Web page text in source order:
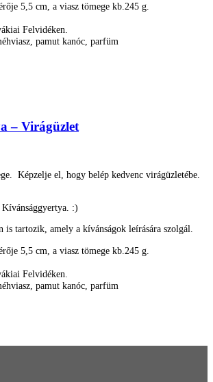
5,5 cm, a viasz tömege kb.245 g.
Felvidéken.
pamut kanóc, parfüm
– Virágüzlet
Képzelje el, hogy belép kedvenc virágüzletébe.
:)
is tartozik, amely a kívánságok leírására szolgál.
5,5 cm, a viasz tömege kb.245 g.
Felvidéken.
pamut kanóc, parfüm